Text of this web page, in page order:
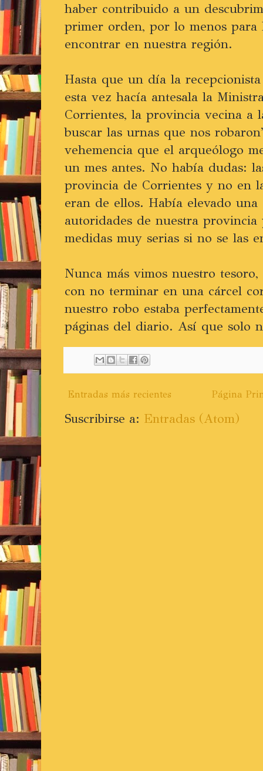
haber contribuido a un
primer orden, por lo menos para
encontrar en nuestra región.
Hasta que un día la
esta vez hacía antesala la
Corrientes, la provincia vecina a
buscar las urnas que nos
vehemencia que el arqueólogo
un mes antes. No había dudas:
provincia de Corrientes y no en
eran de ellos. Había elevado
autoridades de nuestra provincia
medidas muy serias si no se las
Nunca más vimos nuestro
con no terminar en una cárcel
nuestro robo estaba
páginas del diario. Así que solo
Entradas más recientes Página
Suscribirse a: Entradas (Atom)